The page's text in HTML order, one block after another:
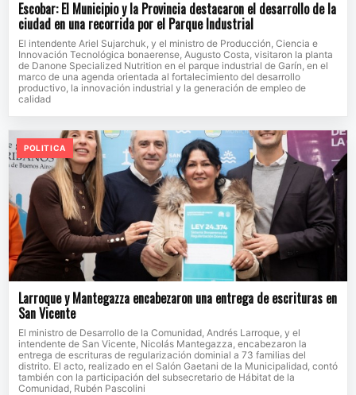
Escobar: El Municipio y la Provincia destacaron el desarrollo de la
ciudad en una recorrida por el Parque Industrial
El intendente Ariel Sujarchuk, y el ministro de Producción, Ciencia e
Innovación Tecnológica bonaerense, Augusto Costa, visitaron la planta
de Danone Specialized Nutrition en el parque industrial de Garín, en el
marco de una agenda orientada al fortalecimiento del desarrollo
productivo, la innovación industrial y la generación de empleo de
calidad
POLITICA
Larroque y Mantegazza encabezaron una entrega de escrituras en
San Vicente
El ministro de Desarrollo de la Comunidad, Andrés Larroque, y el
intendente de San Vicente, Nicolás Mantegazza, encabezaron la
entrega de escrituras de regularización dominial a 73 familias del
distrito. El acto, realizado en el Salón Gaetani de la Municipalidad, contó
también con la participación del subsecretario de Hábitat de la
Comunidad, Rubén Pascolini